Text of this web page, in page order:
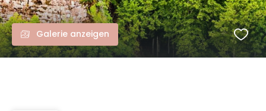
Galerie anzeigen